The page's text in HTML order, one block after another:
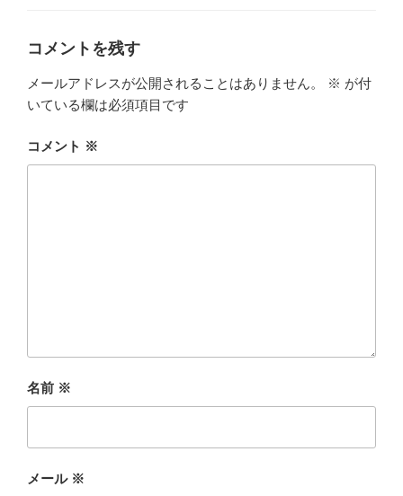
コメントを残す
メールアドレスが公開されることはありません。 ※ が付
いている欄は必須項目です
コメント ※
名前 ※
メール ※